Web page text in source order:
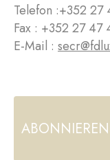
Telefon :+352 27
Fax : +352 27 47
E-Mail :